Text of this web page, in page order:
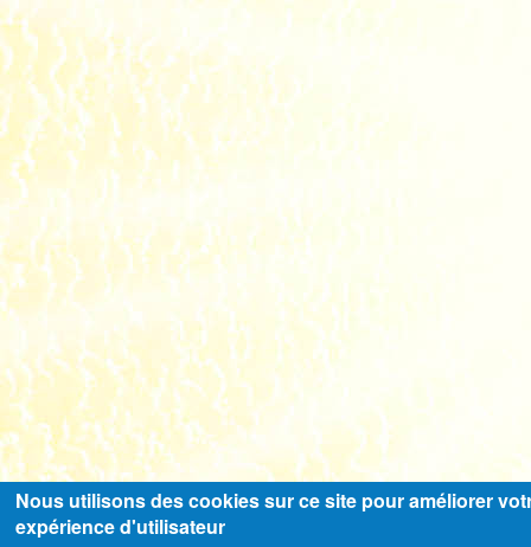
Nous utilisons des cookies sur ce site pour améliorer
expérience d'utilisateur